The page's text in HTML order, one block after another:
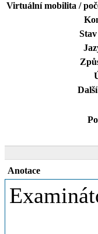
Virtuální mobilita /
Anotace